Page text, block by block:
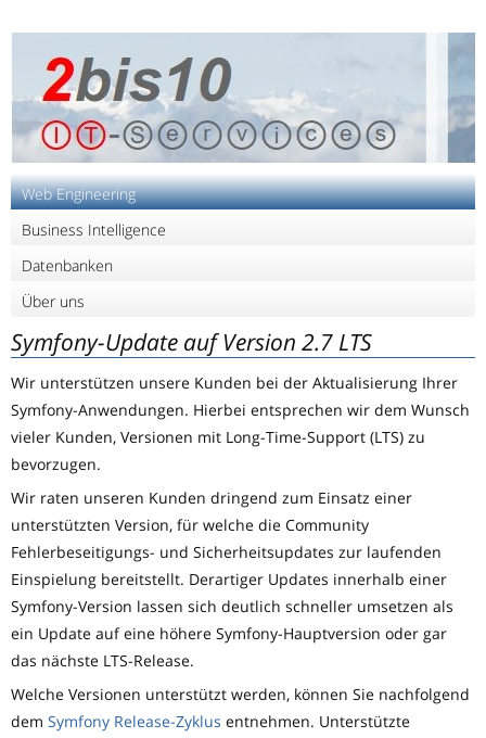
Web Engineering
Business Intelligence
Datenbanken
Über uns
Symfony-Update auf Version 2.7 LTS
Wir unterstützen unsere Kunden bei der Aktualisierung Ihrer
Symfony-Anwendungen. Hierbei entsprechen wir dem Wunsch
vieler Kunden, Versionen mit Long-Time-Support (LTS) zu
bevorzugen.
Wir raten unseren Kunden dringend zum Einsatz einer
unterstützten Version, für welche die Community
Fehlerbeseitigungs- und Sicherheitsupdates zur laufenden
Einspielung bereitstellt. Derartiger Updates innerhalb einer
Symfony-Version lassen sich deutlich schneller umsetzen als
ein Update auf eine höhere Symfony-Hauptversion oder gar
das nächste LTS-Release.
Welche Versionen unterstützt werden, können Sie nachfolgend
dem Symfony Release-Zyklus entnehmen. Unterstützte